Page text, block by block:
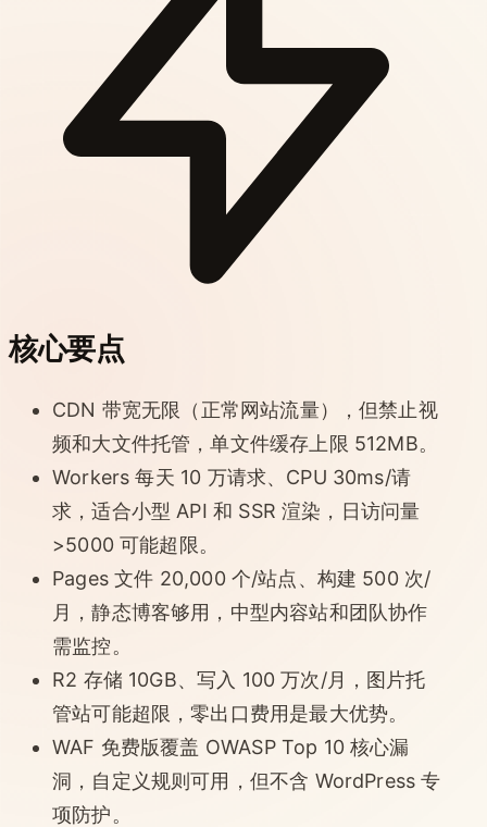
核心要点
CDN 带宽无限（正常网站流量），但禁止视
频和大文件托管，单文件缓存上限 512MB。
Workers 每天 10 万请求、CPU 30ms/请
求，适合小型 API 和 SSR 渲染，日访问量
>5000 可能超限。
Pages 文件 20,000 个/站点、构建 500 次/
月，静态博客够用，中型内容站和团队协作
需监控。
R2 存储 10GB、写入 100 万次/月，图片托
管站可能超限，零出口费用是最大优势。
WAF 免费版覆盖 OWASP Top 10 核心漏
洞，自定义规则可用，但不含 WordPress 专
项防护。